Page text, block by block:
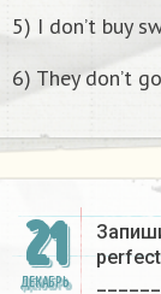
5) I don’t buy
6) They don’t
21
ДЕКАБРЬ
perfect